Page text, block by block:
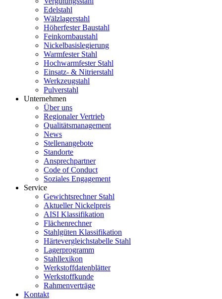
Edelstahl
Wälzlagerstahl
Höherfester Baustahl
Feinkornbaustahl
Nickelbasislegierung
Warmfester Stahl
Hochwarmfester Stahl
Einsatz- & Nitrierstahl
Werkzeugstahl
Pulverstahl
Unternehmen
Über uns
Regionaler Vertrieb
Qualitätsmanagement
News
Stellenangebote
Standorte
Ansprechpartner
Code of Conduct
Soziales Engagement
Service
Gewichtsrechner Stahl
Aktueller Nickelpreis
AISI Klassifikation
Flächenrechner
Stahlgüten Klassifikation
Härtevergleichstabelle Stahl
Lagerprogramm
Stahllexikon
Werkstoffdatenblätter
Werkstoffkunde
Rahmenverträge
Kontakt